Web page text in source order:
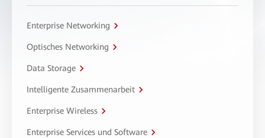
Enterprise Networking
Optisches Networking
Data Storage
Intelligente Zusammenarbeit
Enterprise Wireless
Enterprise Services und Software